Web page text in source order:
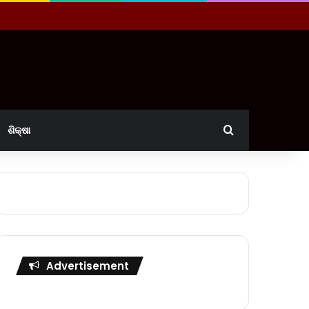
ଶିକ୍ଷା Search for
Advertisement